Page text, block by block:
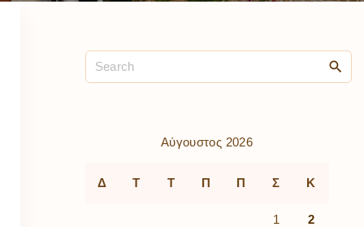
Αύγουστος 2026
Δ Τ Τ Π Π Σ Κ
1 2